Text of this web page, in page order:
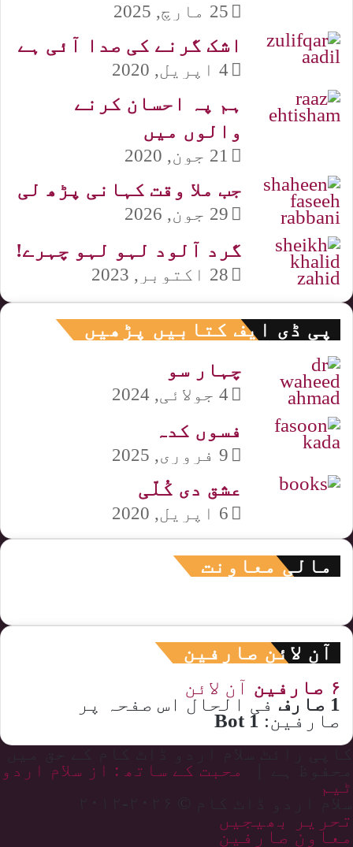
25 مارچ, 2025
اشک گرنے کی صدا آئی ہے
4 اپریل, 2020
ہم پہ احسان کرنے
والوں میں
21 جون, 2020
جب ملا وقت کہانی پڑھ لی
29 جون, 2026
گرد آلود لہو لہو چہرے!
28 اکتوبر, 2023
پی ڈی ایف کتابیں پڑھیں
چہار سو
4 جولائی, 2024
فسوں کدہ
9 فروری, 2025
عشق دی کُلّی
6 اپریل, 2020
مالی معاونت
آن لائن صارفین
۶ صارفین آن لائن
1 صارف فی الحال اس صفحہ پر
صارفین: 1 Bot
محبت کے ساتھ : از سلام اردو
ٹیم
سلام اردو ڈاٹ کام © ۲۰۲۶-۲۰۱۲
تحریر بھیجیں
معاون صارفین